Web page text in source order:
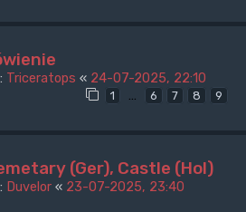
Triceratops « 24-07-2025, 22:10
1 … 6 7 8 9
(Ger), Castle (Hol)
Duvelor « 23-07-2025, 23:40